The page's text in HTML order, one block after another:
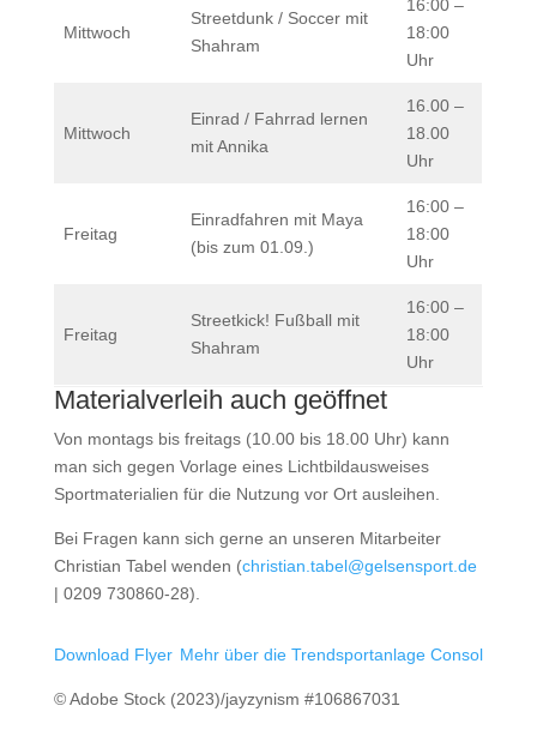
Mittwoch
Streetdunk / Soccer mit
Shahram
16:00 –
18:00
Uhr
Mittwoch
Einrad / Fahrrad lernen
mit Annika
16.00 –
18.00
Uhr
Freitag
Einradfahren mit Maya
(bis zum 01.09.)
16:00 –
18:00
Uhr
Freitag
Streetkick! Fußball mit
Shahram
16:00 –
18:00
Uhr
Materialverleih auch geöffnet
Von montags bis freitags (10.00 bis 18.00 Uhr) kann
man sich gegen Vorlage eines Lichtbildausweises
Sportmaterialien für die Nutzung vor Ort ausleihen.
Bei Fragen kann sich gerne an unseren Mitarbeiter
Christian Tabel wenden (christian.tabel@gelsensport.de
| 0209 730860-28).
Download Flyer Mehr über die Trendsportanlage Consol
© Adobe Stock (2023)/jayzynism #106867031